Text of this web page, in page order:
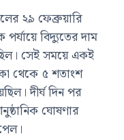
২৯ ফেব্রুয়ারি
পর্যায়ে বিদ্যুতের দাম
সেই সময়ে একই
থেকে ৫ শতাংশ
দীর্ঘ দিন পর
ঘোষণার